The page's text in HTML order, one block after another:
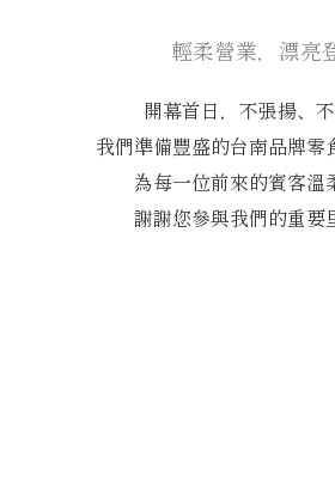
輕柔營業，漂亮
開幕首日，不張揚、不
我們準備豐盛的台南品牌零
為每一位前來的賓客溫
謝謝您參與我們的重要